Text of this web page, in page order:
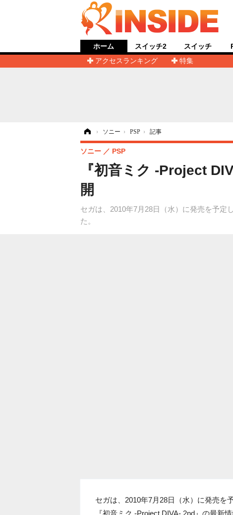
ホーム
アクセスランキング
特集
スイッチ2 スイッチ
› ソニー › PSP › 記事
『初音ミク ‐Project
開
セガは、2010年7月28日（水）に発売を予定
た。
ソニー PSP
セガは、2010年7月28日（水）に発売を
『初音ミク ‐Project DIVA‐ 2nd』の最新